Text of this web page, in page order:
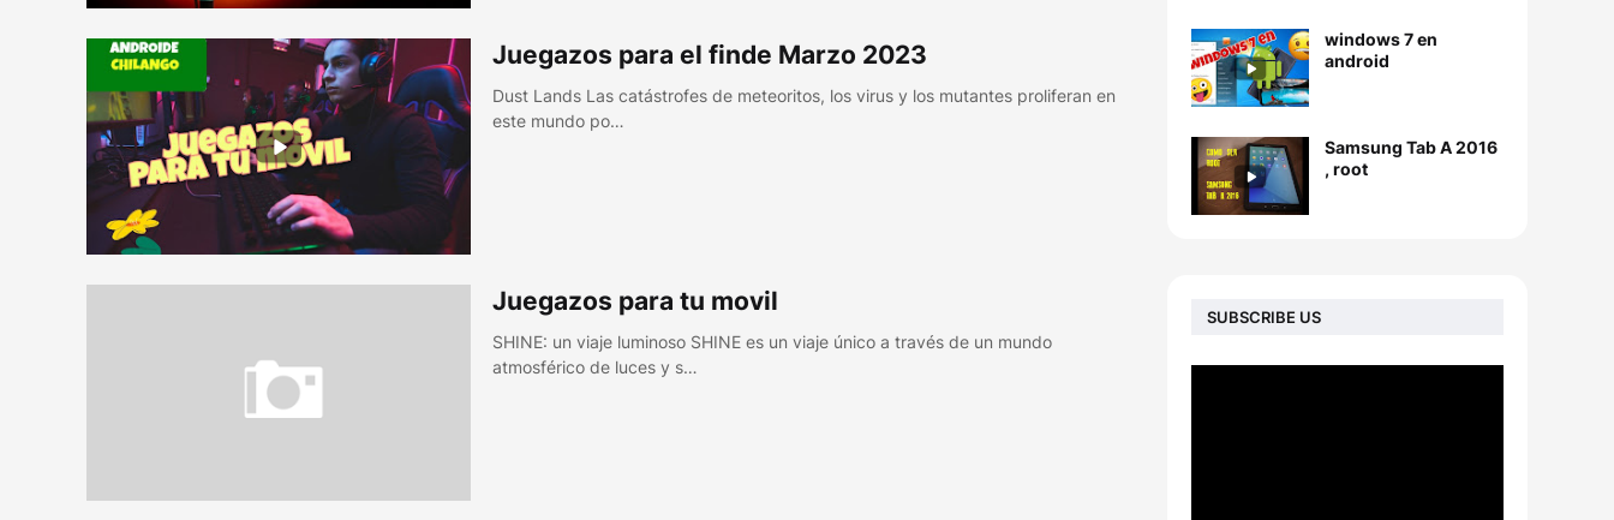
Juegazos para el finde Marzo 2023
Dust Lands Las catástrofes de meteoritos, los virus y los mutantes proliferan en
este mundo po…
Juegazos para tu movil
SHINE: un viaje luminoso SHINE es un viaje único a través de un mundo
atmosférico de luces y s…
windows 7 en
android
Samsung Tab A 2016
, root
SUBSCRIBE US